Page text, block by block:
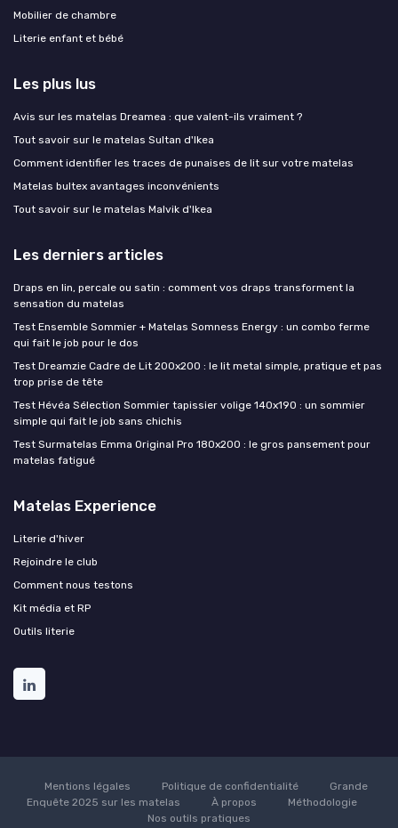
Mobilier de chambre
Literie enfant et bébé
Les plus lus
Avis sur les matelas Dreamea : que valent-ils vraiment ?
Tout savoir sur le matelas Sultan d'Ikea
Comment identifier les traces de punaises de lit sur votre matelas
Matelas bultex avantages inconvénients
Tout savoir sur le matelas Malvik d'Ikea
Les derniers articles
Draps en lin, percale ou satin : comment vos draps transforment la
sensation du matelas
Test Ensemble Sommier + Matelas Somness Energy : un combo ferme
qui fait le job pour le dos
Test Dreamzie Cadre de Lit 200x200 : le lit metal simple, pratique et pas
trop prise de tête
Test Hévéa Sélection Sommier tapissier volige 140x190 : un sommier
simple qui fait le job sans chichis
Test Surmatelas Emma Original Pro 180x200 : le gros pansement pour
matelas fatigué
Matelas Experience
Literie d'hiver
Rejoindre le club
Comment nous testons
Kit média et RP
Outils literie
Mentions légales Politique de confidentialité
Grande
Enquête 2025 sur les matelas
À propos
Méthodologie
Nos outils pratiques